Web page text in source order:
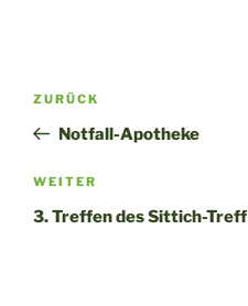
e
r
a
t
Beitragsnavigation
Vorheriger
Beitrag
ZURÜCK
Notfall-Apotheke
Nächster
Beitrag
WEITER
3. Treffen des Sittich-